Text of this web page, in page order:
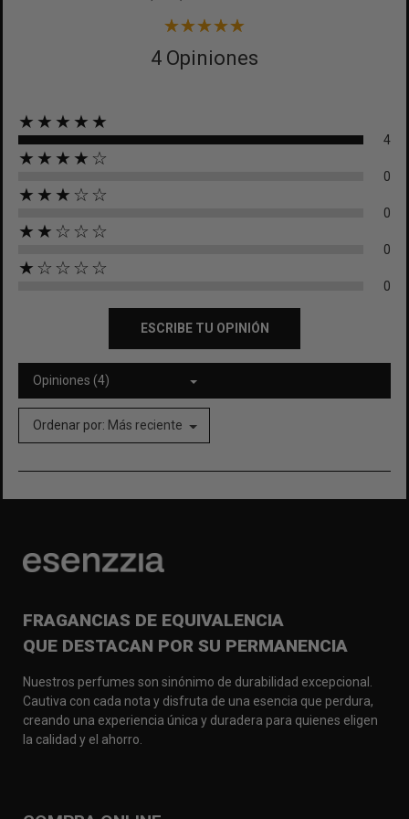
4 Opiniones
★★★★★
4
★★★★☆
0
★★★☆☆
0
★★☆☆☆
0
★☆☆☆☆
0
ESCRIBE TU OPINIÓN
Opiniones (4)
Ordenar por: Más reciente
FRAGANCIAS DE EQUIVALENCIA
QUE DESTACAN POR SU PERMANENCIA
Nuestros perfumes son sinónimo de durabilidad excepcional.
Cautiva con cada nota y disfruta de una esencia que perdura,
creando una experiencia única y duradera para quienes eligen
la calidad y el ahorro.